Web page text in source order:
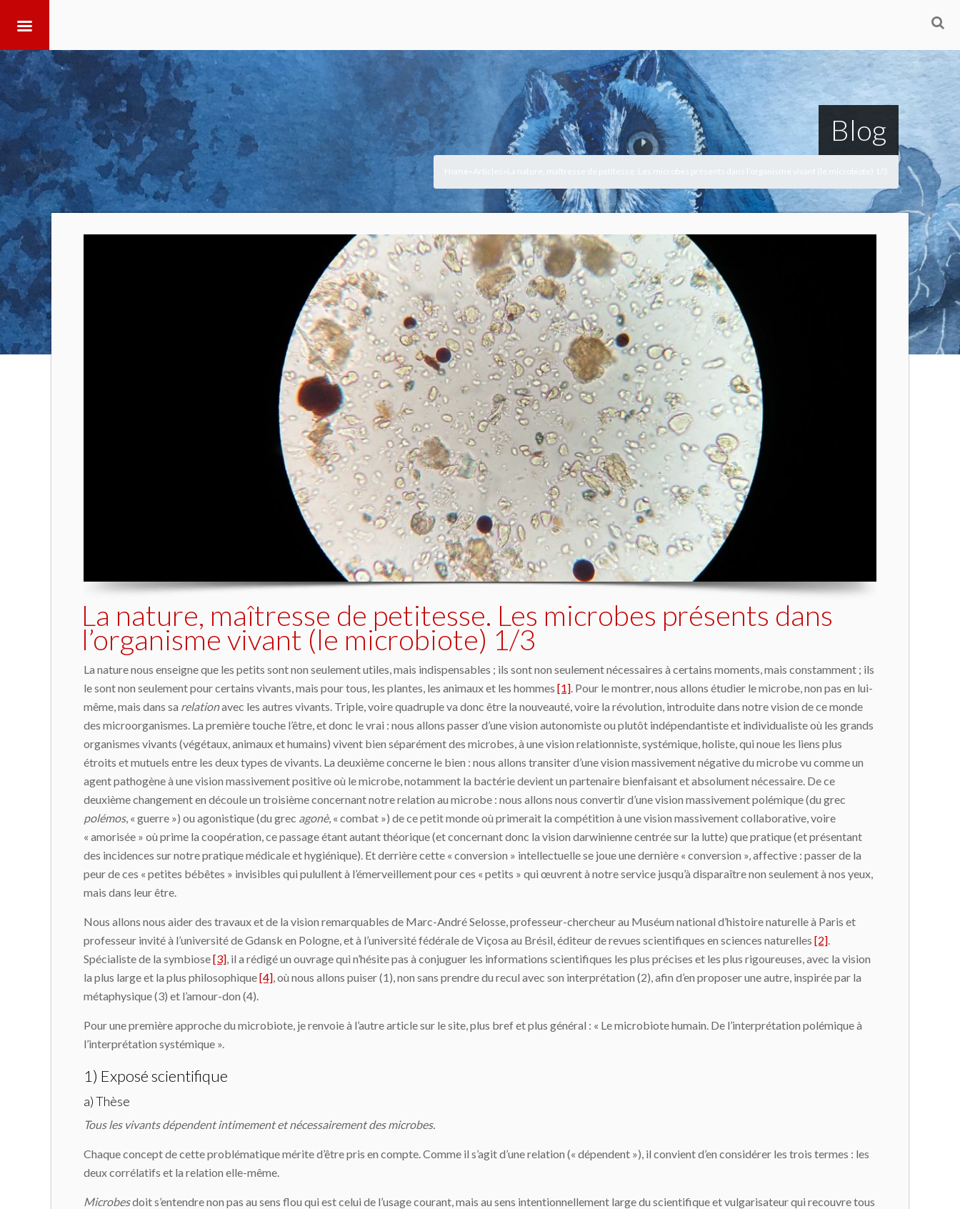
Blog
La nature, maîtresse de petitesse. Les microbes présents dans
l’organisme vivant (le microbiote) 1/3
La nature nous enseigne que les petits sont non seulement utiles, mais indispensables ; ils sont non seulement nécessaires à certains moments, mais constamment ; ils
le sont non seulement pour certains vivants, mais pour tous, les plantes, les animaux et les hommes [1] . Pour le montrer, nous allons étudier le microbe, non pas en lui-
même, mais dans sa relationavec les autres vivants. Triple, voire quadruple va donc être la nouveauté, voire la révolution, introduite dans notre vision de ce monde
des microorganismes. La première touche l’être, et donc le vrai : nous allons passer d’une vision autonomiste ou plutôt indépendantiste et individualiste où les grands
organismes vivants (végétaux, animaux et humains) vivent bien séparément des microbes, à une vision relationniste, systémique, holiste, qui noue les liens plus
étroits et mutuels entre les deux types de vivants. La deuxième concerne le bien : nous allons transiter d’une vision massivement négative du microbe vu comme un
agent pathogène à une vision massivement positive où le microbe, notamment la bactérie devient un partenaire bienfaisant et absolument nécessaire. De ce
deuxième changement en découle un troisième concernant notre relation au microbe : nous allons nous convertir d’une vision massivement polémique (du grec
polémos, « guerre ») ou agonistique (du grec agonè, « combat ») de ce petit monde où primerait la compétition à une vision massivement collaborative, voire
« amorisée » où prime la coopération, ce passage étant autant théorique (et concernant donc la vision darwinienne centrée sur la lutte) que pratique (et présentant
des incidences sur notre pratique médicale et hygiénique). Et derrière cette « conversion » intellectuelle se joue une dernière « conversion », affective : passer de la
peur de ces « petites bébêtes » invisibles qui pulullent à l’émerveillement pour ces « petits » qui œuvrent à notre service jusqu’à disparaître non seulement à nos yeux,
mais dans leur être.
Nous allons nous aider des travaux et de la vision remarquables de Marc-André Selosse, professeur-chercheur au Muséum national d’histoire naturelle à Paris et
professeur invité à l’université de Gdansk en Pologne, et à l’université fédérale de Viçosa au Brésil, éditeur de revues scientifiques en sciences naturelles [2]
Spécialiste de la symbiose[3] , il a rédigé un ouvrage qui n’hésite pas à conjuguer les informations scientifiques les plus précises et les plus rigoureuses, avec la vision
la plus large et la plus philosophique[4] , où nous allons puiser (1), non sans prendre du recul avec son interprétation (2), afin d’en proposer une autre, inspirée par la
métaphysique (3) et l’amour-don (4).
Pour une première approche du microbiote, je renvoie à l’autre article sur le site, plus bref et plus général : « Le microbiote humain. De l’interprétation polémique à
l’interprétation systémique ».
1) Exposé scientifique
a) Thèse
Tous les vivants dépendent intimement et nécessairement des microbes.
Chaque concept de cette problématique mérite d’être pris en compte. Comme il s’agit d’une relation (« dépendent »), il convient d’en considérer les trois termes : les
deux corrélatifs et la relation elle-même.
Microbesdoit s’entendre non pas au sens flou qui est celui de l’usage courant, mais au sens intentionnellement large du scientifique et vulgarisateur qui recouvre tous